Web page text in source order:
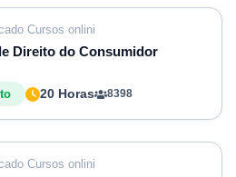
Cursos onlini
Direito do Consumidor
20 Horas 8398
Cursos onlini